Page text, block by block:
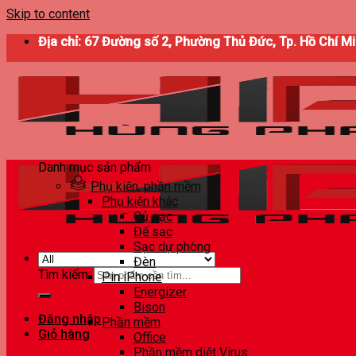
Skip to content
Địa chỉ: 67 Đường số 2, Phường Thủ Đức, Tp. Hồ Chí
Tìm kiếm:
Đăng nhập
Giỏ hàng
Danh mục sản phẩm
Phụ kiện, phần mềm
Phụ kiện khác
Củ sạc
Đế sạc
Sạc dự phòng
Đèn
Pin iPhone
Energizer
Bison
Phần mềm
Office
Phần mềm diệt Virus